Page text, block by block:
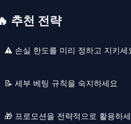
추천 전략
⚠️ 손실 한도를 미리 정하고 지키세
📝 세부 베팅 규칙을 숙지하세요
🎁 프로모션을 전략적으로 활용하